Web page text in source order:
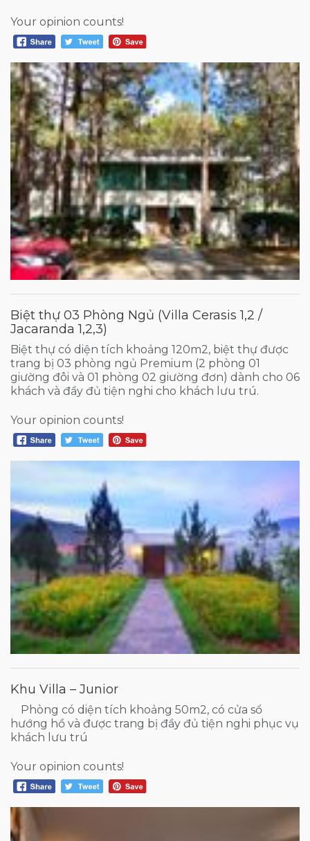
Your opinion counts!
Biệt thự 03 Phòng Ngủ (Villa Cerasis 1,2 /
Jacaranda 1,2,3)
Biệt thự có diện tích khoảng 120m2, biệt thự được
trang bị 03 phòng ngủ Premium (2 phòng 01
giường đôi và 01 phòng 02 giường đơn) dành cho 06
khách và đầy đủ tiện nghi cho khách lưu trú.
Your opinion counts!
Khu Villa – Junior
Phòng có diện tích khoảng 50m2, có cửa sổ
hướng hồ và được trang bị đầy đủ tiện nghi phục vụ
khách lưu trú
Your opinion counts!